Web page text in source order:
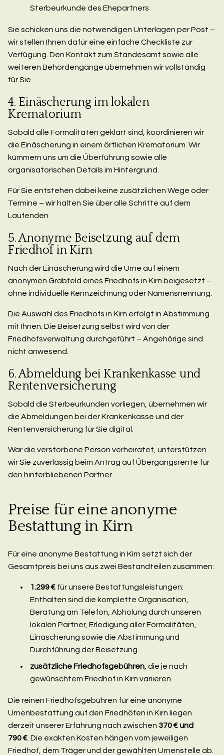
Sterbeurkunde des Ehepartners
Sie schicken uns die notwendigen Unterlagen per Post –
wir stellen Ihnen dafür eine einfache Checkliste zur
Verfügung. Den Kontakt zum Standesamt sowie alle
weiteren Behördengänge übernehmen wir vollständig
für Sie.
4. Einäscherung im lokalen
Krematorium
Sobald alle Formalitäten geklärt sind, koordinieren wir
die Einäscherung in einem örtlichen Krematorium. Wir
kümmern uns um die Überführung sowie alle
organisatorischen Details im Hintergrund.
Für Sie entstehen dabei keine zusätzlichen Wege oder
Termine – wir halten Sie über alle Schritte auf dem
Laufenden.
5. Anonyme Beisetzung auf dem
Friedhof in Kirn
Nach der Einäscherung wird die Urne auf einem
anonymen Grabfeld eines Friedhofs in Kirn beigesetzt –
ohne individuelle Kennzeichnung oder Namensnennung.
Die Auswahl des Friedhofs in Kirn erfolgt in Abstimmung
mit Ihnen. Die Beisetzung selbst wird von der
Friedhofsverwaltung durchgeführt – Angehörige sind
nicht anwesend.
6. Abmeldung bei Krankenkasse und
Rentenversicherung
Sobald die Sterbeurkunden vorliegen, übernehmen wir
die Abmeldungen bei der Krankenkasse und der
Rentenversicherung für Sie digital.
War die verstorbene Person verheiratet, unterstützen
wir Sie zuverlässig beim Antrag auf Übergangsrente für
den hinterbliebenen Partner.
Preise für eine anonyme
Bestattung in Kirn
Für eine anonyme Bestattung in Kirn setzt sich der
Gesamtpreis bei uns aus zwei Bestandteilen zusammen:
1.299 € für unsere Bestattungsleistungen:
Enthalten sind die komplette Organisation,
Beratung am Telefon, Abholung durch unseren
lokalen Partner, Erledigung aller Formalitäten,
Einäscherung sowie die Abstimmung und
Durchführung der Beisetzung.
zusätzliche Friedhofsgebühren , die je nach
gewünschtem Friedhof in Kirn variieren.
Die reinen Friedhofsgebühren für eine anonyme
Urnenbestattung auf den Friedhöfen in Kirn liegen
derzeit unserer Erfahrung nach zwischen 370 € und
790 € . Die exakten Kosten hängen vom jeweiligen
Friedhof, dem Träger und der gewählten Urnenstelle ab.